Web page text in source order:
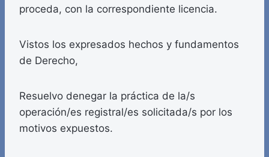
proceda, con la correspondiente licencia.
Vistos los expresados hechos y fundamentos
de Derecho,
Resuelvo denegar la práctica de la/s
operación/es registral/es solicitada/s por los
motivos expuestos.